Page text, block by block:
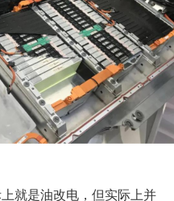
就是油改电，但实际上并